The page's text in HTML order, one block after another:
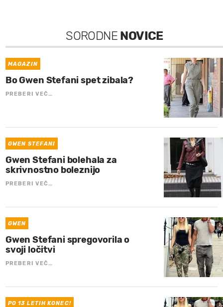
SORODNE NOVICE
MAGAZIN
Bo Gwen Stefani spet zibala?
PREBERI VEČ…
GWEN STEFANI
Gwen Stefani bolehala za
skrivnostno boleznijo
PREBERI VEČ…
GWEN
Gwen Stefani spregovorila o
svoji ločitvi
PREBERI VEČ…
PO 13 LETIH KONEC!